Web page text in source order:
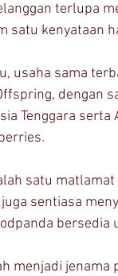
terlupa
satu kenyataan
usaha sama
dengan
Tenggara
satu
sentiasa
menjadi jenama